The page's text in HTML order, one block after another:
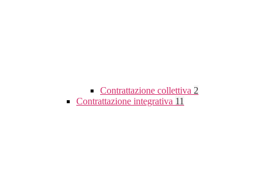
Contrattazione collettiva 2
Contrattazione integrativa 11